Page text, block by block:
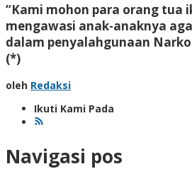
“Kami mohon para orang tua
mengawasi anak-anaknya
dalam penyalahgunaan
(*)
oleh Redaksi
Ikuti Kami Pada
Navigasi pos